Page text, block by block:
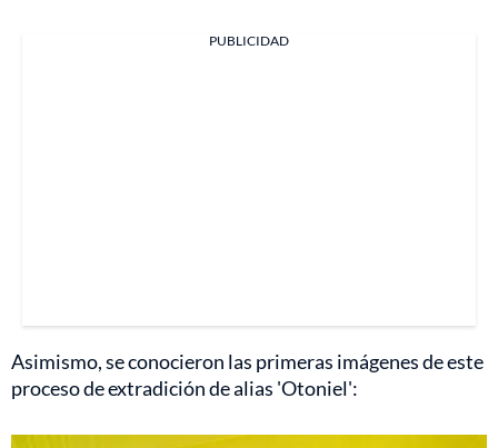
PUBLICIDAD
Asimismo, se conocieron las primeras imágenes de este
proceso de extradición de alias 'Otoniel':